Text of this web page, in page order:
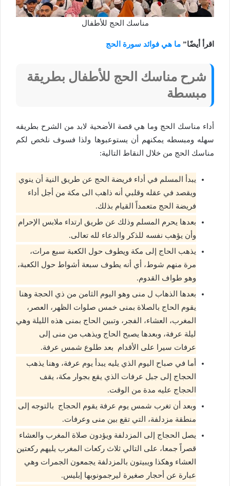
مناسك الحج للأطفال
اقرأ أيضًا” ما هي فوائد سورة الحج
شرح مناسك الحج للأطفال بطريقة
مبسطة
أداء مناسك الحج وما هي قصة الأضحية لابد من الشرح بطريقه
سهله ومبسطه يمكنهم أن يستوعبوها ولذا فسوف نلخص لكم
مناسك الحج من خلال النقاط التالية:
يبدأ المسلم في أداء فريضة الحج عن طريق النية أن ينوي
ويقصد في عقله وقلبي أنه ذاهب الى مكة من أجل أداء
فريضة الحج متعمداً القيام بذلك.
بعدها يحرم المسلم وذلك عن طريق ارتداء ملابس الإحرام
وأن يؤهب نفسه للذكر والدعاء لله تعالى.
يذهب الحاج إلى مكة ويطوف حول الكعبة سبع مرات،
مرة منهم شوط، أي أنه يطوف سبعة أشواط حول الكعبة،
وهو طواف القدوم.
بعدها الذهاب ل منى وهو اليوم الثامن من ذي الحجة وهنا
يقوم الحاج بالصلاة بمنى خمس صلوات الظهر، العصر،
المغرب، العشاء، الفجر، وتبين الحاج بمنى هذه الليلة وهي
ليلة عرفة، وبعدها يصبح الحاج ويذهب من منى إلى
عرفات سيرا على الأقدام بعد طلوع شمس عرفة.
أما في صباح اليوم الذي يليه يبدأ يوم عرفة، وهنا يذهب
الحجاج إلى جبل عرفات الذي يقع بجوار مكة، يقف
الحجاج عليه مدة من الوقت.
وبعد أن تغرب شمس يوم عرفة يقوم الحجاج بالتوجه إلى
منطقة مزدلفة، التي تقع بين منى وعرفات.
يصل الحجاج إلى المزدلفة ويؤدون صلاة المغرب والعشاء
قصراً جمعا، على التالي ثلاث ركعات المغرب يليهم ركعتين
العشاء وهكذا ويبيتون بالمزدلفة يجمعون الجمرات وهي
عبارة عن أحجار صغيرة ليرجمونوبها إبليس.